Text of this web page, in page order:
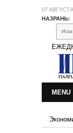
07
НАЗРАНЬ:
MENU